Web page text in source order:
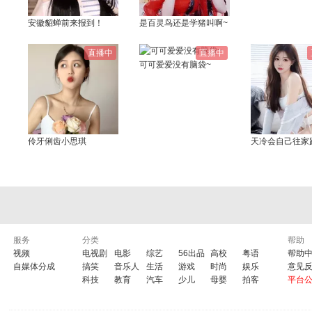
安徽貂蝉前来报到！ 是百灵鸟还是学猪叫啊~
直播中
伶牙俐齿小思琪
直播中
可可爱爱没有脑袋~
天冷会自己往家
服务
视频
自媒体分成
分类
电视剧
电影 综艺 56出品 高校
粤语
搞笑
音乐人 生活 游戏 时尚
娱乐
科技
教育 汽车 少儿 母婴 拍客
帮助
帮助
意见
平台